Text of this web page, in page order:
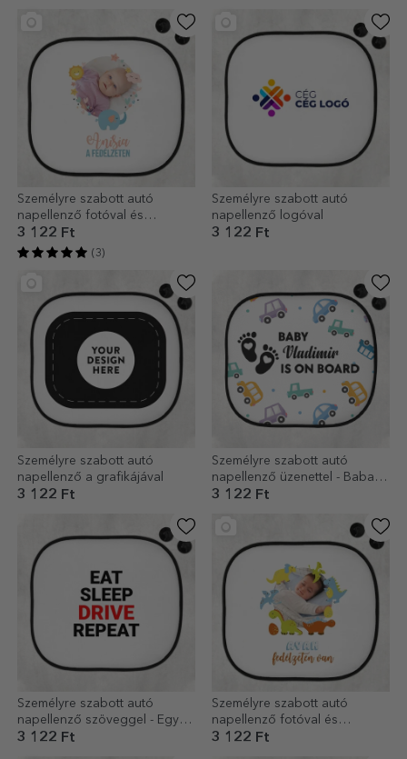
Személyre szabott autó
napellenző fotóval és
szöveggel - Baba a
fedélzeten
3 122 Ft
(3)
Személyre szabott autó
napellenző logóval
3 122 Ft
Személyre szabott autó
napellenző a grafikájával
3 122 Ft
Személyre szabott autó
napellenző üzenettel - Baba a
fedélzeten
3 122 Ft
Személyre szabott autó
napellenző szöveggel - Egyél,
aludj, vezess és ismételd!
3 122 Ft
Személyre szabott autó
napellenző fotóval és
szöveggel - Baby on board
3 122 Ft